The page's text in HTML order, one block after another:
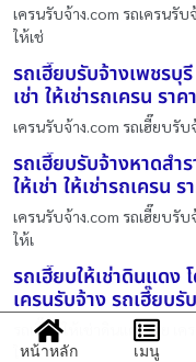
เครนรับจ้าง.com รถเครนรั
ให้เช่
รถเฮี๊ยบรับจ้างเพชรบุ
เช่า ให้เช่ารถเครน รา
เครนรับจ้าง.com รถเฮี๊ยบรับ
รถเฮี๊ยบรับจ้างหาดสำ
ให้เช่า ให้เช่ารถเครน ร
เครนรับจ้าง.com รถเฮี๊ยบรั
ให้เ
รถเฮี๊ยบให้เช่าดินแดง
เครนรับจ้าง รถเฮี๊ยบรั
รถเฮี๊ยบให้เช่าดินแดง โดย เ
ให
หน้าหลัก เมนู